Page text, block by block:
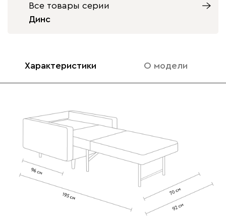
120
Все товары серии
Динс
Характеристики О модели